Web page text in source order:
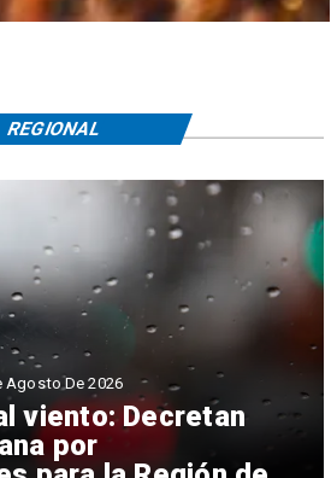
viento: Decretan
por
Agosto De 2026
REGIONAL